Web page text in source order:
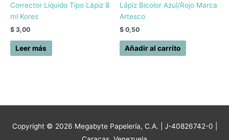
Corrector Líquido Tipo Lápiz 8
ml Kores
$ 3,00
Leer más
Lápiz Bicolor Azul/Rojo Marca
Artesco
$ 0,50
Añadir al carrito
Copyright © 2026 Megabyte Papelería, C.A. | J-40826742-0 |